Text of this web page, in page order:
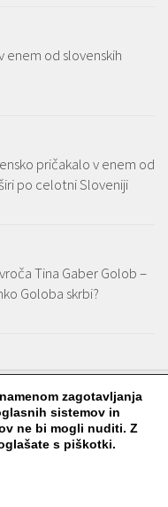
enem od slovenskih
pričakalo v enem od
po celotni Sloveniji
Tina Gaber Golob –
Goloba skrbi?
zagotavljanja
sistemov in
ne bi mogli nuditi. Z
s piškotki.